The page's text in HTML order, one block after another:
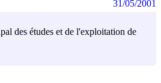
des études et de l'exploitation de
31/05/2001